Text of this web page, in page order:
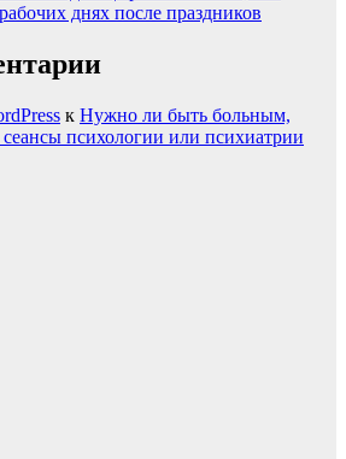
днях после праздников
к Нужно ли быть больным,
психологии или психиатрии